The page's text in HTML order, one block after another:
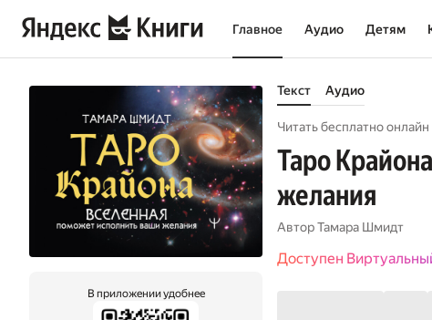
Главное Аудио Детям
В приложении удобнее
Текст Аудио
Читать бесплатно онлайн
Таро
желания
АвторТамара Шмидт
Доступен